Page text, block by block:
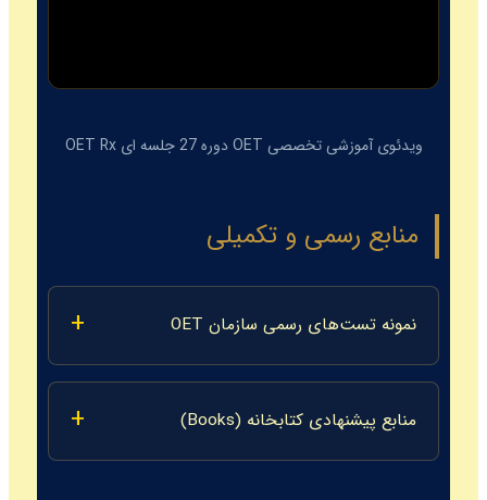
ویدئوی آموزشی تخصصی OET دوره 27 جلسه ای OET Rx
منابع رسمی و تکمیلی
نمونه تست‌های رسمی سازمان OET
منابع پیشنهادی کتابخانه (Books)